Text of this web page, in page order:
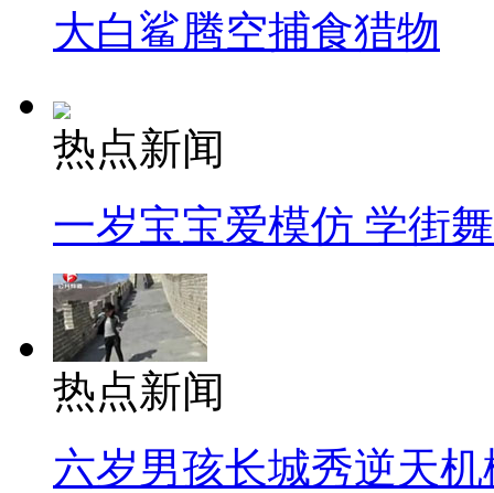
大白鲨腾空捕食猎物
热点新闻
一岁宝宝爱模仿 学街
热点新闻
六岁男孩长城秀逆天机